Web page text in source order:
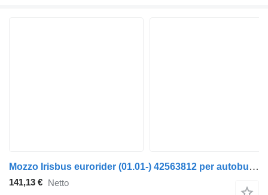
Mozzo Irisbus eurorider (01.01-) 42563812 per autobus Irisbus Access, Evadys, Axer, Karosa, Recreo, Domino, Agora, Citelis, Eurorider (1999-)
141,13 € Netto